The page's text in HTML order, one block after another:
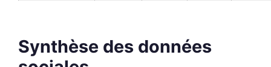
Synthèse des données